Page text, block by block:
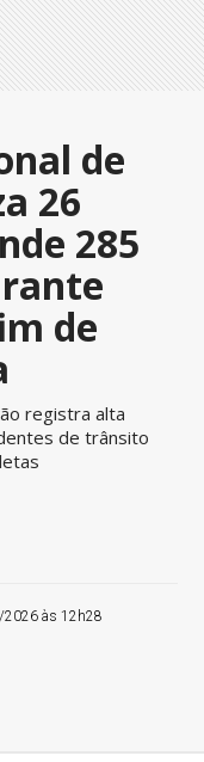
de
26
285
de
registra alta
de trânsito
às 12h28